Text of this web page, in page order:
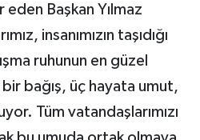
Başkan Yılmaz
insanımızın taşıdığı
ruhunun en güzel
bağış, üç hayata umut,
Tüm vatandaşlarımızı